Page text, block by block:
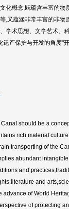
化概念,既蕴含丰富的物
,又蕴涵非常丰富的非物
学术思想、文学艺术、
遗产保护与开发的角度"
should be a
rich material
transporting of the
abundant
and
and
advance of World
of protecting